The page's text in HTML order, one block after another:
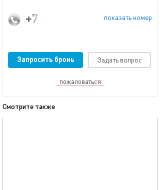
показать номер
+7 (921) 757-74-77
Запросить бронь Задать вопрос
пожаловаться
Смотрите также